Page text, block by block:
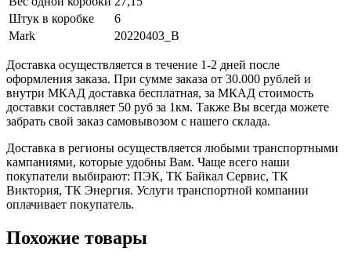
Штук в коробке
6
Mark
20220403_B
Доставка осуществляется в течение 1-2 дней после
оформления заказа. При сумме заказа от 30.000 рублей и
внутри МКАД доставка бесплатная, за МКАД стоимость
доставки составляет 50 руб за 1км. Также Вы всегда можете
забрать свой заказ самовывозом с нашего склада.
Доставка в регионы осуществляется любыми транспортными
кампаниями, которые удобны Вам. Чаще всего наши
покупатели выбирают: ПЭК, ТК Байкал Сервис, ТК
Виктория, ТК Энергия. Услуги транспортной компании
оплачивает покупатель.
Похожие товары